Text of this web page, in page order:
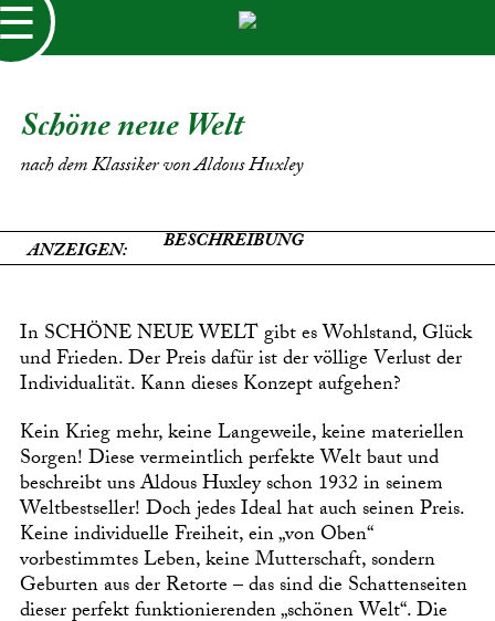
Schöne neue Welt
nach dem Klassiker von Aldous Huxley
ANZEIGEN: BESCHREIBUNG
In SCHÖNE NEUE WELT gibt es Wohlstand, Glück
und Frieden. Der Preis dafür ist der völlige Verlust der
Individualität. Kann dieses Konzept aufgehen?
Kein Krieg mehr, keine Langeweile, keine materiellen
Sorgen! Diese vermeintlich perfekte Welt baut und
beschreibt uns Aldous Huxley schon 1932 in seinem
Weltbestseller! Doch jedes Ideal hat auch seinen Preis.
Keine individuelle Freiheit, ein „von Oben“
vorbestimmtes Leben, keine Mutterschaft, sondern
Geburten aus der Retorte – das sind die Schattenseiten
dieser perfekt funktionierenden „schönen Welt“. Die